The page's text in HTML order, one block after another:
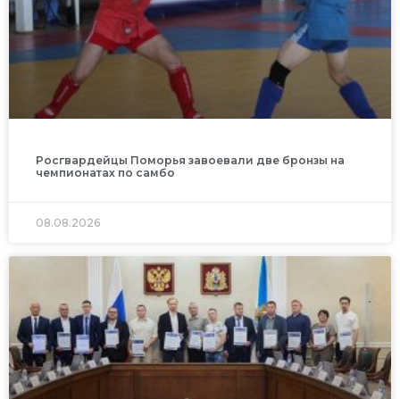
Росгвардейцы Поморья завоевали две бронзы на
чемпионатах по самбо
08.08.2026